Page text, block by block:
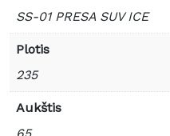
SS-01 PRESA SUV ICE
Plotis
235
Aukštis